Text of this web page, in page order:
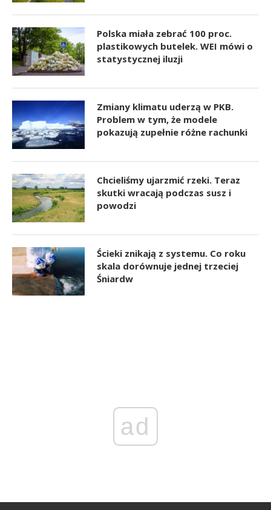
Polska miała zebrać 100 proc.
plastikowych butelek. WEI mówi o
statystycznej iluzji
Zmiany klimatu uderzą w PKB.
Problem w tym, że modele
pokazują zupełnie różne rachunki
Chcieliśmy ujarzmić rzeki. Teraz
skutki wracają podczas susz i
powodzi
Ścieki znikają z systemu. Co roku
skala dorównuje jednej trzeciej
Śniardw
ad